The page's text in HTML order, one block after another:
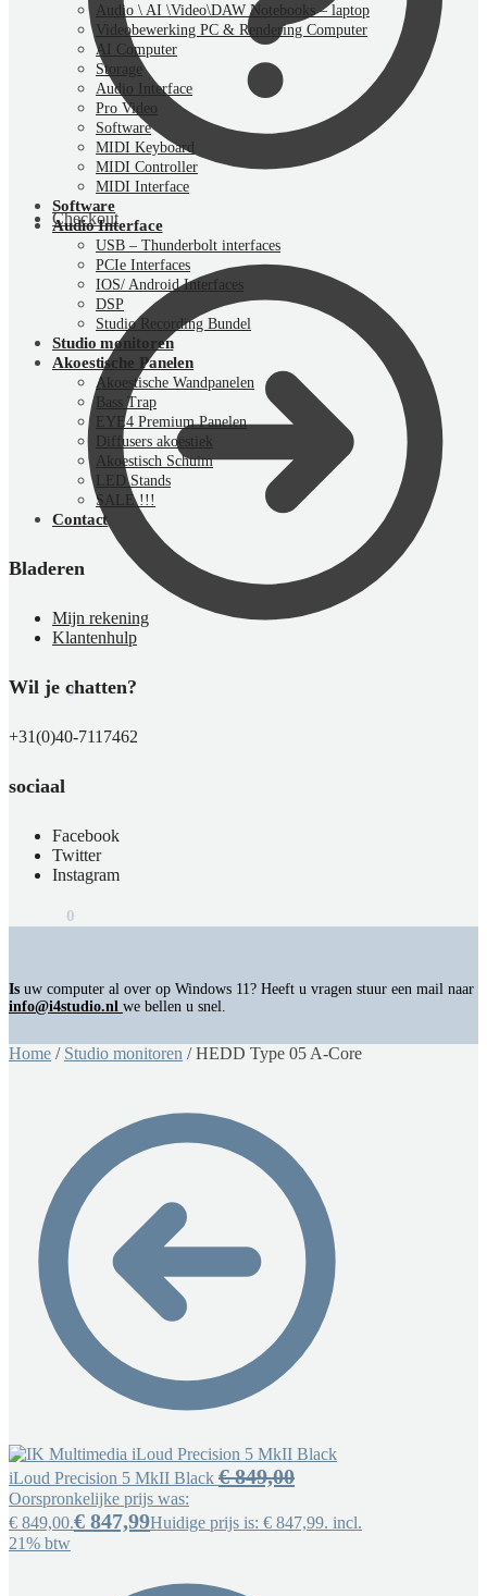
Checkout
€0,00 0
Audio \ AI \Video\DAW Notebooks – laptop
Videobewerking PC & Rendering Computer
AI Computer
Storage
Audio Interface
Pro Video
Software
MIDI Keyboard
MIDI Controller
MIDI Interface
Software
Audio Interface
USB – Thunderbolt interfaces
PCIe Interfaces
IOS/ Android Interfaces
DSP
Studio Recording Bundel
Studio monitoren
Akoestische Panelen
Akoestische Wandpanelen
Bass Trap
EYE4 Premium Panelen
Diffusers akoestiek
Akoestisch Schuim
LED Stands
SALE !!!
Contact
Bladeren
Mijn rekening
Klantenhulp
Wil je chatten?
+31(0)40-7117462
sociaal
Facebook
Twitter
Instagram
0
Is uw computer al over op Windows 11? Heeft u vragen stuur een mail naar
info@i4studio.nl we bellen u snel.
Home / Studio monitoren /HEDD Type 05 A-Core
iLoud Precision 5 MkII Black €849,00
Oorspronkelijke prijs was:
€ 849,00.€ 847,99Huidige prijs is: € 847,99. incl.
21% btw